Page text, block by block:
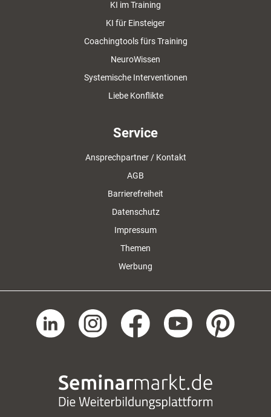
KI im Training
KI für Einsteiger
Coachingtools fürs Training
NeuroWissen
Systemische Interventionen
Liebe Konflikte
Service
Ansprechpartner / Kontakt
AGB
Barrierefreiheit
Datenschutz
Impressum
Themen
Werbung